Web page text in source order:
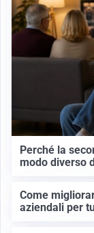
Perché la
modo diverso
Come
aziendali per